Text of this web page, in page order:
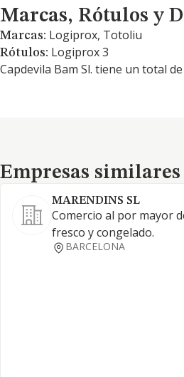
Marcas, Rótulos y
Marcas, Rótulos y
Marcas: Logiprox, Totoliu
Rótulos: Logiprox 3
Capdevila Bam Sl. tiene un total
Empresas similares
Empresas similares
MARENDINS SL
Comercio al por mayor
fresco y congelado.
BARCELONA